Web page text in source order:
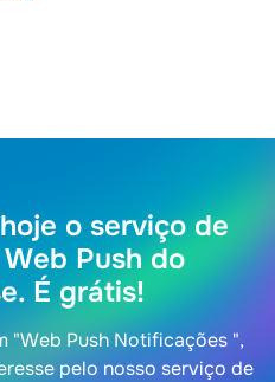
o serviço de
Push do
É grátis!
"Web Push Notificações ",
pelo nosso serviço de